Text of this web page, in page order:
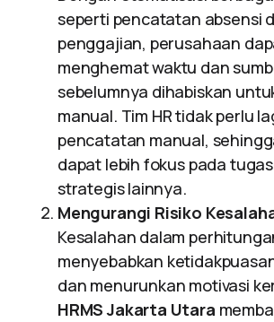
seperti pencatatan absensi
penggajian, perusahaan
menghemat waktu dan
sebelumnya dihabiskan
manual. Tim HR tidak perlu
pencatatan manual,
dapat lebih fokus pada
strategis lainnya.
Mengurangi Risiko
Kesalahan dalam
menyebabkan
dan menurunkan motivasi
HRMS Jakarta Utara